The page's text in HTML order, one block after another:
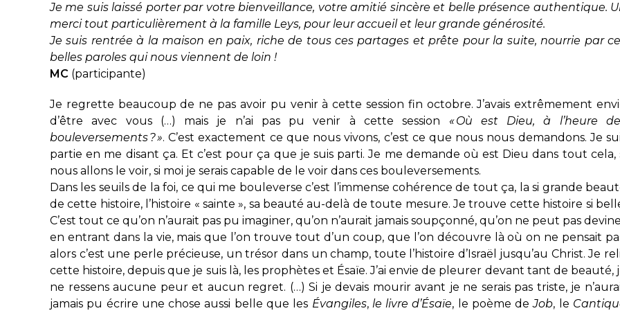
Je me suis laissé porter par votre bienveillance, votre amitié sincère et belle présence authentique.
merci tout particulièrement à la famille Leys, pour leur accueil et leur grande générosité.
Je suis rentrée à la maison en paix, riche de tous ces partages et prête pour la suite, nourrie par
belles paroles qui nous viennent de loin !
MC (participante)
Je regrette beaucoup de ne pas avoir pu venir à cette session fin octobre. J’avais extrêmement
d’être avec vous (…) mais je n’ai pas pu venir à cette session « Où est Dieu, à l’heure
bouleversements ? ». C’est exactement ce que nous vivons, c’est ce que nous nous demandons. Je
partie en me disant ça. Et c’est pour ça que je suis parti. Je me demande où est Dieu dans tout cela,
nous allons le voir, si moi je serais capable de le voir dans ces bouleversements.
Dans les seuils de la foi, ce qui me bouleverse c’est l’immense cohérence de tout ça, la si grande
de cette histoire, l’histoire « sainte », sa beauté au-delà de toute mesure. Je trouve cette histoire si
C’est tout ce qu’on n’aurait pas pu imaginer, qu’on n’aurait jamais soupçonné, qu’on ne peut pas
en entrant dans la vie, mais que l’on trouve tout d’un coup, que l’on découvre là où on ne pensait
alors c’est une perle précieuse, un trésor dans un champ, toute l’histoire d’Israël jusqu’au Christ. Je
cette histoire, depuis que je suis là, les prophètes et Ésaïe. J’ai envie de pleurer devant tant de beauté,
ne ressens aucune peur et aucun regret. (…) Si je devais mourir avant je ne serais pas triste, je
jamais pu écrire une chose aussi belle que les Évangiles, le livre d’Ésaïe, le poème deJob, le